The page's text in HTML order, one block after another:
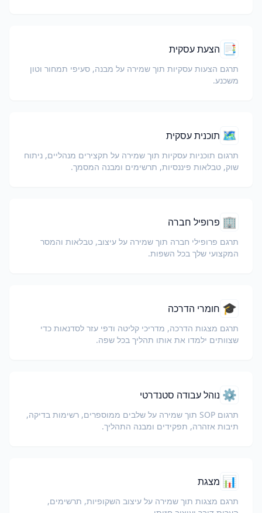
📑 הצעת עסקית
תרגם הצעות עסקיות תוך שמירה על מבנה, סעיפי תמחור וטון
משכנע.
🗺️ תוכנית עסקית
תרגום תוכניות עסקיות תוך שמירה על תקצירים מנהליים, ניתוח
שוק, טבלאות פיננסיות, תרשימים ומבנה המסמך.
🏢 פרופיל חברה
תרגם פרופילי חברה תוך שמירה על עיצוב, טבלאות והמסר
המקצועי שלך בכל השפות.
🎓 חומרי הדרכה
תרגם מצגות הדרכה, מדריכי קליטה ודפי עזר לסדנאות כדי
שצוותים ילמדו את אותו תהליך בכל שפה.
⚙️ נוהל עבודה סטנדרטי
תרגום SOP תוך שמירה על שלבים ממוספרים, רשימות בדיקה,
תיבות אזהרה, תפקידים ומבנה התהליך.
📊 מצגת
תרגם מצגות תוך שמירה על עיצוב השקופיות, תרשימים,